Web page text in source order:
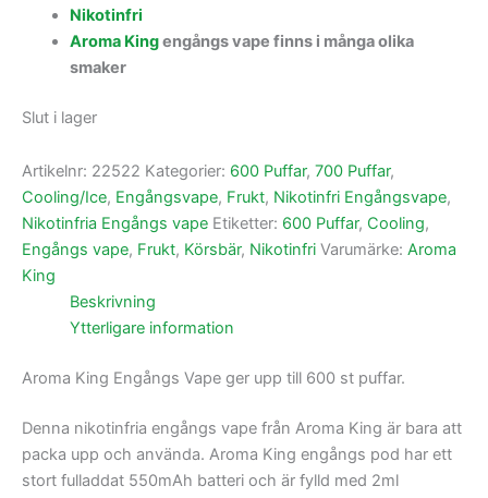
Nikotinfri
Aroma Kingengångs vape finns i många olika
smaker
Slut i lager
Artikelnr: 22522 Kategorier: 600 Puffar, 700 Puffar,
Cooling/Ice, Engångsvape, Frukt, Nikotinfri Engångsvape,
Nikotinfria Engångs vape Etiketter: 600 Puffar, Cooling,
Engångs vape, Frukt, Körsbär, Nikotinfri Varumärke: Aroma
King
Beskrivning
Ytterligare information
Aroma King Engångs Vape ger upp till 600 st puffar.
Denna nikotinfria engångs vape från Aroma King är bara att
packa upp och använda. Aroma King engångs pod har ett
stort fulladdat 550mAh batteri och är fylld med 2ml